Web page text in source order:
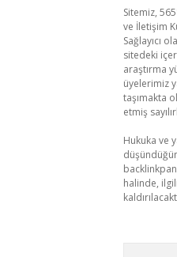
Sitemiz,
ve İletişim
Sağlayıcı
sitedeki
araştırma
üyelerimiz
taşımakta
etmiş
Hukuka ve
halinde,